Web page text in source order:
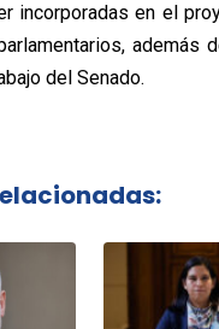
incorporadas en el
además
del Senado.